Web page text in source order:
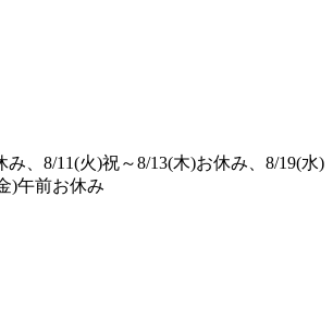
み、8/11(火)祝～8/13(木)お休み、8/19(水)
)午前お休み